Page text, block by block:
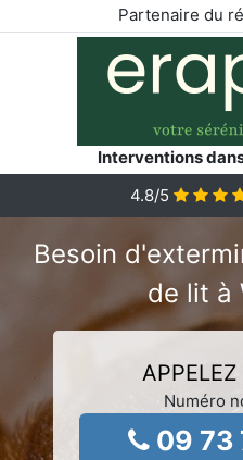
Partenaire du
Interventions
4.8/5
Besoin
de lit à
Numéro
09 73